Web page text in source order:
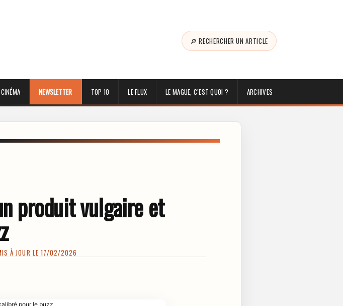
🔎 RECHERCHER UN ARTICLE
CINÉMA NEWSLETTER TOP 10 LE FLUX LE MAGUE, C’EST QUOI ? ARCHIVES
produit vulgaire et
À JOUR LE 17/02/2026